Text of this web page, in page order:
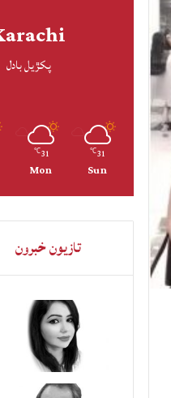
پکڙيل بادل
31
℃
Sun
31
℃
Mon
تازيون خبرون